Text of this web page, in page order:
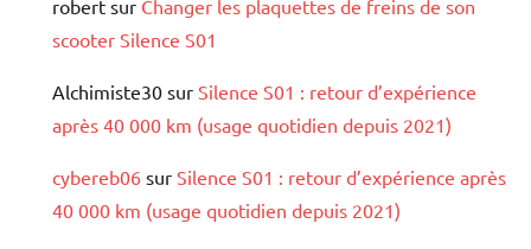
robert sur Changer les plaquettes de freins de son
scooter Silence S01
Alchimiste30 sur Silence S01 : retour d’expérience
après 40 000 km (usage quotidien depuis 2021)
cybereb06 sur Silence S01 : retour d’expérience après
40 000 km (usage quotidien depuis 2021)